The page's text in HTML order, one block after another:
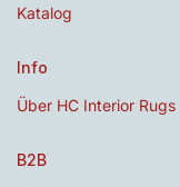
Katalog
Info
Über HC Interior Rugs
B2B